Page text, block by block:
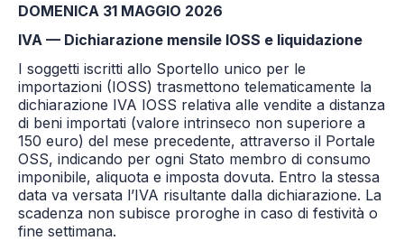
DOMENICA 31 MAGGIO 2026
IVA — Dichiarazione mensile IOSS e liquidazione
I soggetti iscritti allo Sportello unico per le
importazioni (IOSS) trasmettono telematicamente la
dichiarazione IVA IOSS relativa alle vendite a distanza
di beni importati (valore intrinseco non superiore a
150 euro) del mese precedente, attraverso il Portale
OSS, indicando per ogni Stato membro di consumo
imponibile, aliquota e imposta dovuta. Entro la stessa
data va versata l’IVA risultante dalla dichiarazione. La
scadenza non subisce proroghe in caso di festività o
fine settimana.